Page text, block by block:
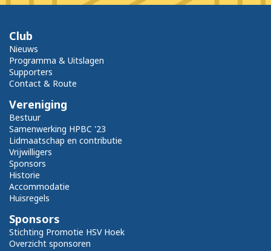
Club
Nieuws
Programma & Uitslagen
Supporters
Contact & Route
Vereniging
Bestuur
Samenwerking HPBC '23
Lidmaatschap en contributie
Vrijwilligers
Sponsors
Historie
Accommodatie
Huisregels
Sponsors
Stichting Promotie HSV Hoek
Overzicht sponsoren